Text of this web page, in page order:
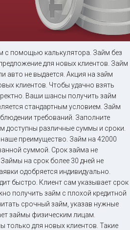
онлайн
до50 000₽
от 5до 30 дня
Получить
с помощью калькулятора. Займ без
для новых клиентов. Займ
авто не выдается. Акция на займ
клиентов. Чтобы удачно взять
Ваши шансы получить займ
стандартным условием. Займ
требований. Заполните
доступны различные суммы и сроки.
преимущество. Займ на 42000
суммой. Срок займа не
на срок более 30 дней не
одобряется индивидуально.
быстро. Клиент сам указывает срок
получить займ с плохой кредитной
срочный займ, указав нужные
займы физическим лицам.
только для новых клиентов. Такие